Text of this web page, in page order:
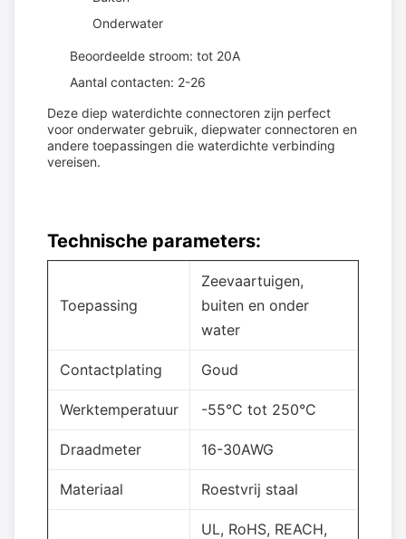
Onderwater
Beoordeelde stroom: tot 20A
Aantal contacten: 2-26
Deze diep waterdichte connectoren zijn perfect
voor onderwater gebruik, diepwater connectoren en
andere toepassingen die waterdichte verbinding
vereisen.
Technische parameters:
Toepassing
Zeevaartuigen,
buiten en onder
water
Contactplating Goud
Werktemperatuur -55°C tot 250°C
Draadmeter 16-30AWG
Materiaal Roestvrij staal
UL, RoHS, REACH,